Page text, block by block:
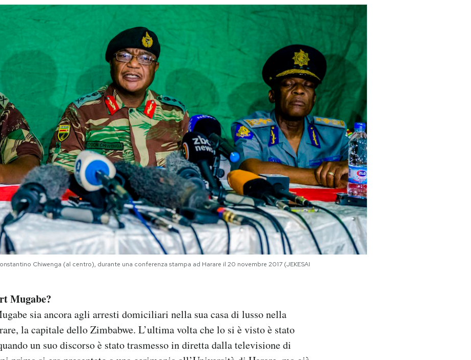
Chiwenga (al centro), durante una conferenza stampa ad Harare il 20 novembre 2017 (JEKESAI
Mugabe?
sia ancora agli arresti domiciliari nella sua casa di lusso nella
la capitale dello Zimbabwe. L’ultima volta che lo si è visto è stato
un suo discorso è stato trasmesso in diretta dalla televisione di